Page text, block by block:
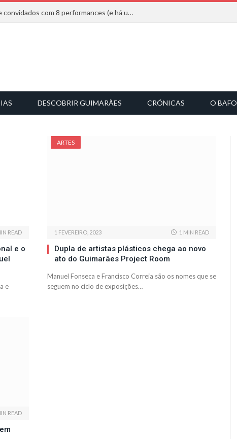
Mucho Flow alarga leque de convidados com 8 performances (e há uma saída)
DESCOBRIR GUIMARÃES CRÓNICAS O BAFO
READ
e o
e
ARTES
1 FEVEREIRO, 2023 1 MIN READ
Dupla de artistas plásticos chega ao novo
ato do Guimarães Project Room
Manuel Fonseca e Francisco Correia são os nomes que se
seguem no ciclo de exposições…
READ